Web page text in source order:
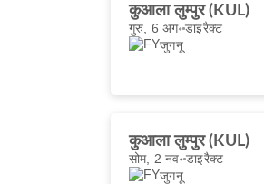
कुआला लुम्पुर (KUL)
गुरु, 6 अग॰डाइरैक्ट
जुगनू
कुआला लुम्पुर (KUL)
सोम, 2 नव॰डाइरैक्ट
जुगनू